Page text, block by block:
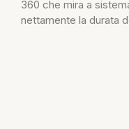
360 che mira a
nettamente la durata